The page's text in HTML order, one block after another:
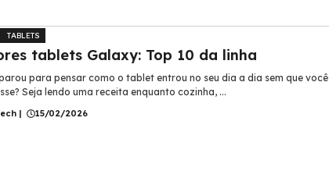
TABLETS
tablets Galaxy: Top 10 da linha
para pensar como o tablet entrou no seu dia a dia sem que você
Seja lendo uma receita enquanto cozinha, ...
| 15/02/2026